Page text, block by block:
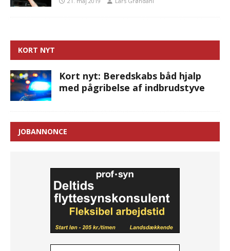
KORT NYT
Kort nyt: Beredskabs båd hjalp
med pågribelse af indbrudstyve
JOBANNONCE